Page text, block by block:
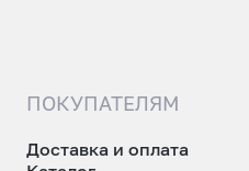
ПОКУПАТЕЛЯМ
Доставка и оплата